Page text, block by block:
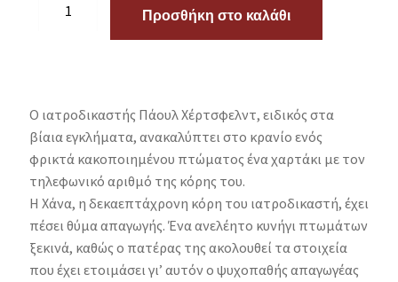
Προσθήκη στο καλάθι
Ο ιατροδικαστής Πάουλ Χέρτσφελντ, ειδικός στα
βίαια εγκλήματα, ανακαλύπτει στο κρανίο ενός
φρικτά κακοποιημένου πτώματος ένα χαρτάκι με τον
τηλεφωνικό αριθμό της κόρης του.
Η Χάνα, η δεκαεπτάχρονη κόρη του ιατροδικαστή, έχει
πέσει θύμα απαγωγής. Ένα ανελέητο κυνήγι πτωμάτων
ξεκινά, καθώς ο πατέρας της ακολουθεί τα στοιχεία
που έχει ετοιμάσει γι’ αυτόν ο ψυχοπαθής απαγωγέας